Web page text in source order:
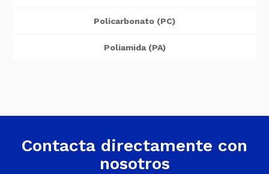
Policarbonato (PC)
Poliamida (PA)
Contacta directamente con
nosotros